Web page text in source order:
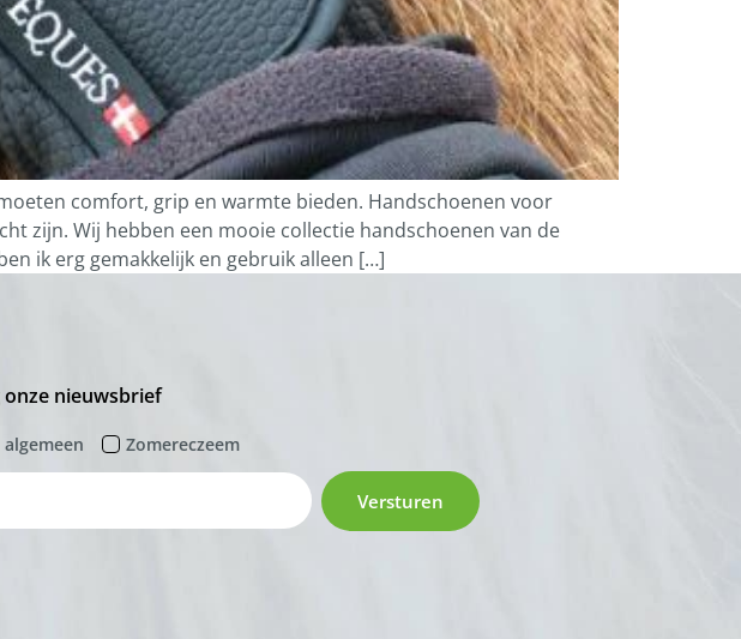
comfort, grip en warmte bieden. Handschoenen voor
zijn. Wij hebben een mooie collectie handschoenen van de
ik erg gemakkelijk en gebruik alleen […]
nieuwsbrief
Zomereczeem
Versturen